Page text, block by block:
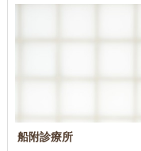
船附診療所